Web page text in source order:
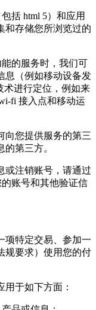
括 html 5）和应用
和存储您所浏览过的
的服务时，我们可
息（例如移动设备发
术进行定位，例如来
fi 接入点和移动运
您提供服务的第三
第三方。
注销账号，请通过
账号和其他验证信
特定交易、参加一
规要求）使用您的付
于如下方面：